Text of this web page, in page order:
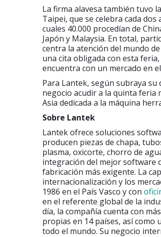
La firma alavesa también tuvo
Taipei, que se celebra cada
cuales 40.000 procedían de
Japón y Malaysia. En total,
centra la atención del mundo
una cita obligada con esta
encuentra con un mercado en
Para Lantek, según subraya
negocio acudir a la quinta feria
Asia dedicada a la máquina
Sobre Lantek
Lantek ofrece soluciones
producen piezas de chapa,
plasma, oxicorte, chorro de
integración del mejor software
fabricación más exigente. La
internacionalización y los
1986 en el País Vasco y con
en el referente global de la
día, la compañía cuenta con
propias en 14 países, así como
todo el mundo. Su negocio